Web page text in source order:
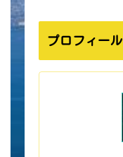
プロフィール